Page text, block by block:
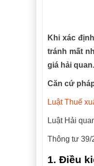
Khi xác
tránh mất
giá hải quan.
Căn cứ
Luật Thuế
Luật Hải
Thông tư 39/
1. Điều